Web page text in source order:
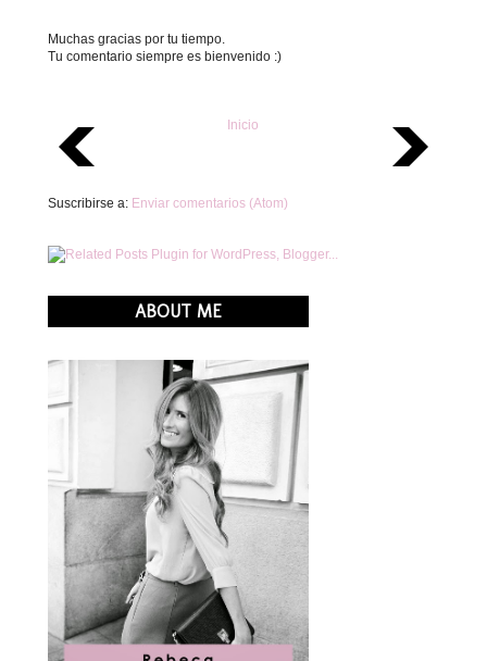
Muchas gracias por tu tiempo.
Tu comentario siempre es bienvenido :)
Inicio
Suscribirse a: Enviar comentarios (Atom)
ABOUT ME